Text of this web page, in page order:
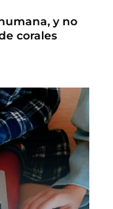
y no
corales